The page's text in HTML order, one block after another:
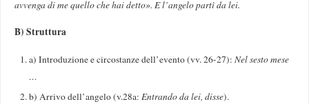
avvenga di me quello che hai detto». E l’angelo partì da lei.
B) Struttura
a) Introduzione e circostanze dell’evento (vv. 26-27): Nel sesto mese
…
b) Arrivo dell’angelo (v.28a: Entrando da lei, disse).